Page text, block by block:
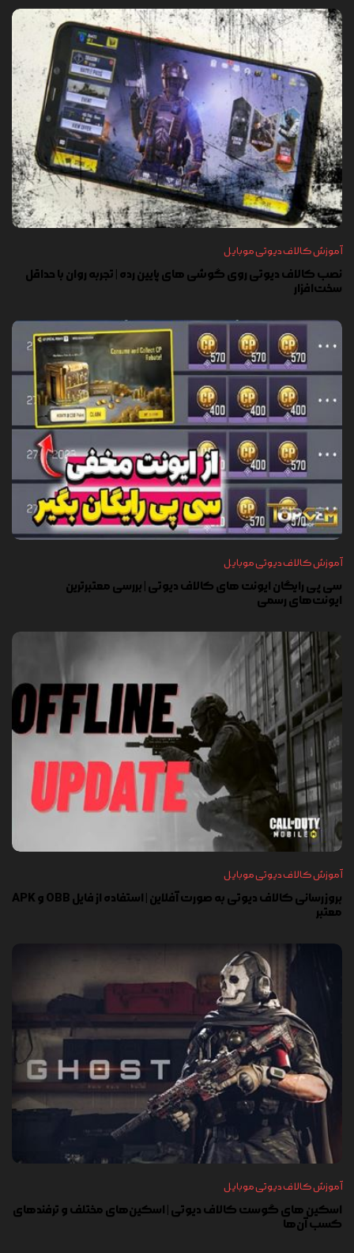
آموزش کالاف دیوتی موبایل
نصب کالاف دیوتی روی گوشی های پایین رده | تجربه روان با حداقل
سخت‌افزار
آموزش کالاف دیوتی موبایل
سی پی رایگان ایونت های کالاف دیوتی | بررسی معتبرترین
ایونت‌های رسمی
آموزش کالاف دیوتی موبایل
بروزرسانی کالاف دیوتی به صورت آفلاین | استفاده از فایل OBB و APK
معتبر
آموزش کالاف دیوتی موبایل
اسکین های گوست کالاف دیوتی | اسکین‌های مختلف و ترفندهای
کسب آن‌ها